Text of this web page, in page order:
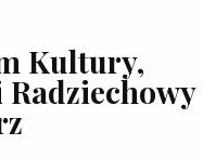
Kultury,